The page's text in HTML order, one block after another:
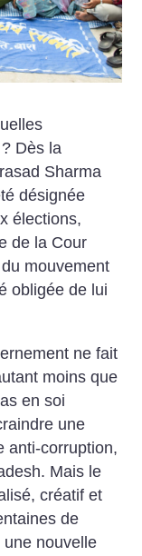
? Dès la
Sharma
désignée
élections,
de la Cour
mouvement
obligée de lui
ne fait
moins que
en soi
une
anti-corruption,
Mais le
créatif et
de
nouvelle